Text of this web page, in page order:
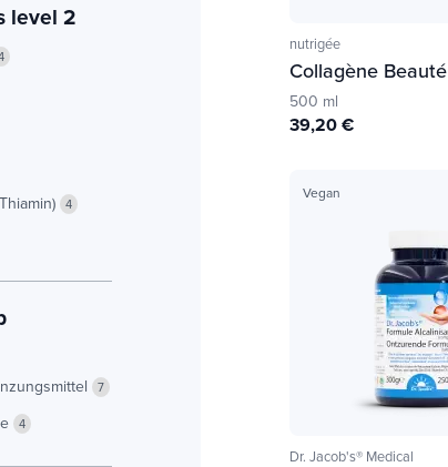
level 2
4
7
4
nutrigée
Collagène Beauté
500 ml
39,20 €
Vegan
Dr. Jacob's® Medical